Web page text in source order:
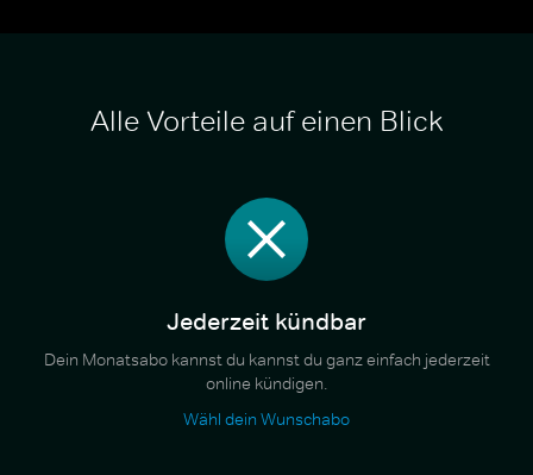
Alle Vorteile auf einen Blick
Jederzeit kündbar
Dein Monatsabo kannst du kannst du ganz einfach jederzeit
online kündigen.
Wähl dein Wunschabo